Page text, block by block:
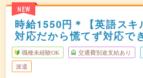
NEW
時給1550円＊【英語ス
対応だから慌てず対応で
職種未経験OK 交通費別途支給あり
派遣